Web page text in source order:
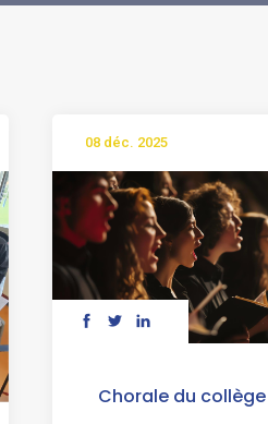
08 déc. 2025
Chorale du collège